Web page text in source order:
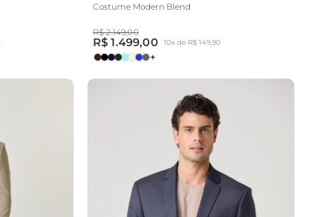
Costume Modern Blend
R$ 2.149,00
R$ 1.499,00 10x de R$ 149,90
+